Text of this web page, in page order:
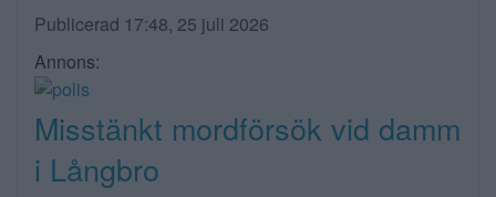
Publicerad 17:48, 25 juli 2026
Annons:
Misstänkt mordförsök vid damm
i Långbro